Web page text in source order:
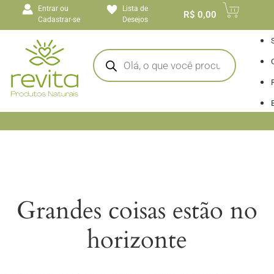
conteúdoEntrar ou
Cadastrar-se
Lista de
Desejos
R$ 0,00
Grandes coisas estão no
horizonte